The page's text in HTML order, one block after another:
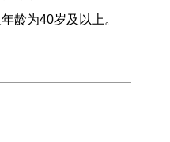
龄为40岁及以上。